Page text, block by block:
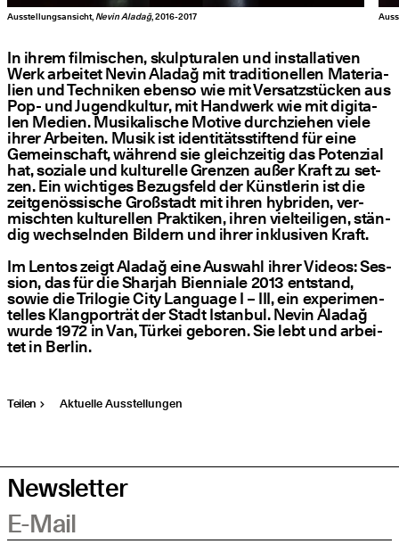
Ausstellungsansicht, Nevin Aladağ, 2016-2017
In ihrem fil­mi­schen, skulp­tu­ra­len und instal­la­ti­ven
Werk arbei­tet Nevin Ala­dağ mit tra­di­tio­nel­len Mate­ria­
li­en und Tech­ni­ken eben­so wie mit Ver­satz­stü­cken aus
Pop- und Jugend­kul­tur, mit Hand­werk wie mit digi­ta­
len Medi­en. Musi­ka­li­sche Moti­ve durch­zie­hen vie­le
ihrer Arbei­ten. Musik ist iden­ti­täts­stif­tend für eine
Gemein­schaft, wäh­rend sie gleich­zei­tig das Poten­zi­al
hat, sozia­le und kul­tu­rel­le Gren­zen außer Kraft zu set­
zen. Ein wich­ti­ges Bezugs­feld der Künst­le­rin ist die
zeit­ge­nös­si­sche Groß­stadt mit ihren hybri­den, ver­
misch­ten kul­tu­rel­len Prak­ti­ken, ihren viel­tei­li­gen, stän­
dig wech­seln­den Bil­dern und ihrer inklu­si­ven Kraft.
Im Lentos zeigt Ala­dağ eine Aus­wahl ihrer Vide­os: Ses­
si­on, das für die Shar­jah Bien­nia­le 2013 ent­stand,
sowie die Tri­lo­gie City Lan­guage I – III, ein expe­ri­men­
tel­les Klang­por­trät der Stadt Istan­bul. Nevin Ala­dağ
wur­de 1972 in Van, Tür­kei gebo­ren. Sie lebt und arbei­
tet in Berlin.
Teilen Aktuelle Ausstellungen
Newsletter
E-Mail